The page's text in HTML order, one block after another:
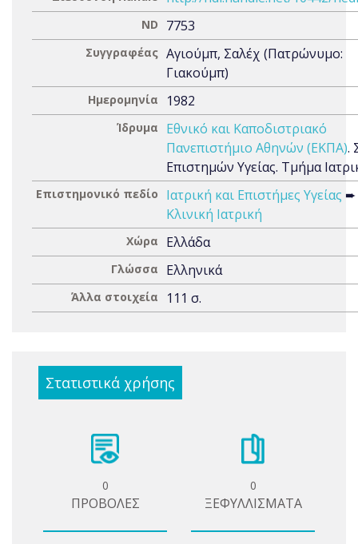
ND 7753
Συγγραφέας Αγιούμπ, Σαλέχ (Πατρώνυμο:
Γιακούμπ)
Ημερομηνία 1982
Ίδρυμα
Εθνικό και Καποδιστριακό
Πανεπιστήμιο Αθηνών (ΕΚΠΑ).
Επιστημών Υγείας. Τμήμα
Επιστημονικό πεδίο Ιατρική και Επιστήμες Υγείας ➨
Κλινική Ιατρική
Χώρα Ελλάδα
Γλώσσα Ελληνικά
Άλλα στοιχεία 111 σ.
Στατιστικά χρήσης
0
ΠΡΟΒΟΛΕΣ
0
ΞΕΦΥΛΛΙΣΜΑΤΑ